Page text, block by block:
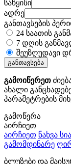
საწყისი
ადრე
განთავსების
24 საათის
7 დღის
შეუზღუდავი
განთავსება
გამოიწერეთ
ახალი
პარამეტრების
გამოწერა
აირჩიეთ
აირჩიეთ ნახვა
გამომდინარე
ბლუზები და